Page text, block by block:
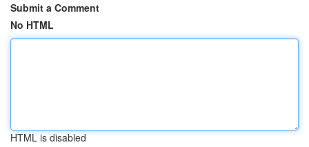
Submit a Comment
No HTML
HTML is disabled